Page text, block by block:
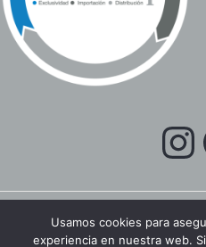
Usamos cookies para
experiencia en nuestra web.